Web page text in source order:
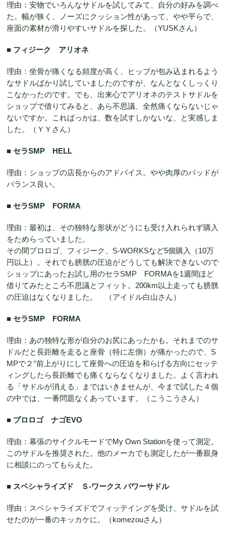
理由：安物でいろんなサドルを試してみて、自分の好みを調べ
た。幅が狭く、ノーズにクッション性があって、やや平らで、
座面の素材が滑りやすいサドルを探した。（YUSKさん）
■ フィジーク アリオネ
理由：坐骨が痛くなる頻度が高く、ヒップが包み込まれるよう
なサドルばかり試していましたのですが、なんとなくしっくり
こなかったのです。でも、出来心でアリオネのテストサドルを
ショップで借りてみると、あら不思議、全然痛くならないじゃ
ないですか。こればっかは、数を試すしかないな、と実感しま
した。（ＹＹさん）
■ セラSMP HELL
理由：ショップの店長からのアドバイス。やや肉厚のパッドが
バランス良い。
■ セラSMP FORMA
理由：最初は、その独特な形状がどうにも受け入れられず購入
をためらっていました。
その間プロロゴ、フィジーク、S-WORKSなど5個購入（10万
円以上）。それでも膀胱の圧迫がどうしても解決できないので
ショップにあったお試し用のセラSMP FORMAを1週間ほど
借りてみたところ不思議とフィット。200km以上走っても膀胱
の圧迫はなくなりました。 （アイドル白山さん）
■ セラSMP FORMA
理由：あの独特な形が自分のお尻にあったかも。それまでのサ
ドルだと長距離を走ると座骨（特に左側）が痛かったので、S
MPで２°前上がりにして座骨への圧迫を和らげる方向にセッテ
ィングしたら長距離でも痛くならなくなりました。よく言われ
る「サドルが消える」まではいきませんが、今まで試した４個
の中では、一番問題なくあっています。（こうこうさん）
■ プロロゴ ナゴEVO
理由：幕張のサイクルモードでMy Own Stationを使って測定。
このサドルを推奨された。他のメーカでも測定したが一番親身
に相談にのってもらえた。
■ スペシャライズド Ｓ-ワークス パワーサドル
理由：スペシャライズドでフィッテイングを受け、サドルを試
せたのが一番のキッカケに。（komezouさん）